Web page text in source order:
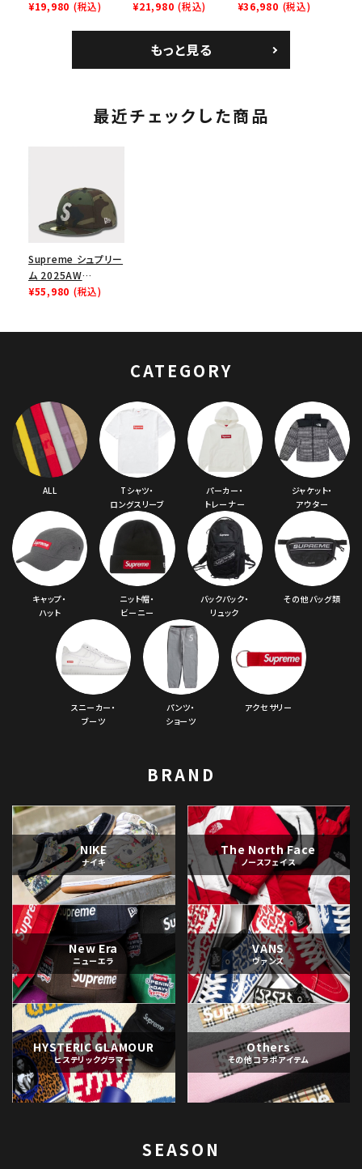
Homerun Tee ホー
¥19,980 (税込)
Bag + Mini Pouch
¥21,980 (税込)
Leather Shoulder
¥36,980 (税込)
もっと見る
最近チェックした商品
Supreme シュプリー
ム 2025AW
Swarovski S Logo
¥55,980 (税込)
CATEGORY
ALL
Tシャツ・
ロングスリーブ
パーカー・
トレーナー
ジャケット・
アウター
キャップ・
ハット
ニット帽・
ビーニー
バックパック・
リュック
その他バッグ類
スニーカー・
ブーツ
パンツ・
ショーツ
アクセサリー
BRAND
NIKE
ナイキ
The North Face
ノースフェイス
New Era
ニューエラ
VANS
ヴァンズ
HYSTERIC GLAMOUR
ヒステリックグラマー
Others
その他コラボアイテム
SEASON